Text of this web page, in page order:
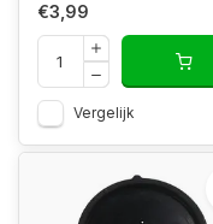
€3,99
Vergelijk